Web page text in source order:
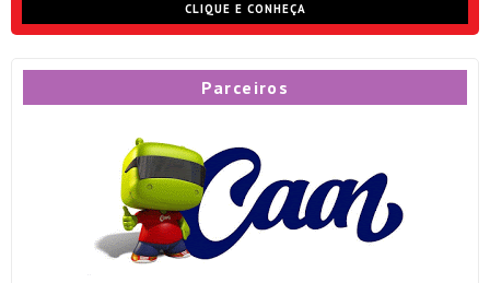
CLIQUE E CONHEÇA
Parceiros